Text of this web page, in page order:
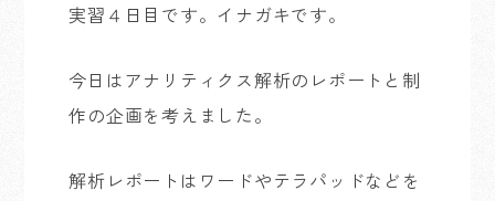
実習４日目です。イナガキです。
今日はアナリティクス解析のレポートと制
作の企画を考えました。
解析レポートはワードやテラパッドなどを